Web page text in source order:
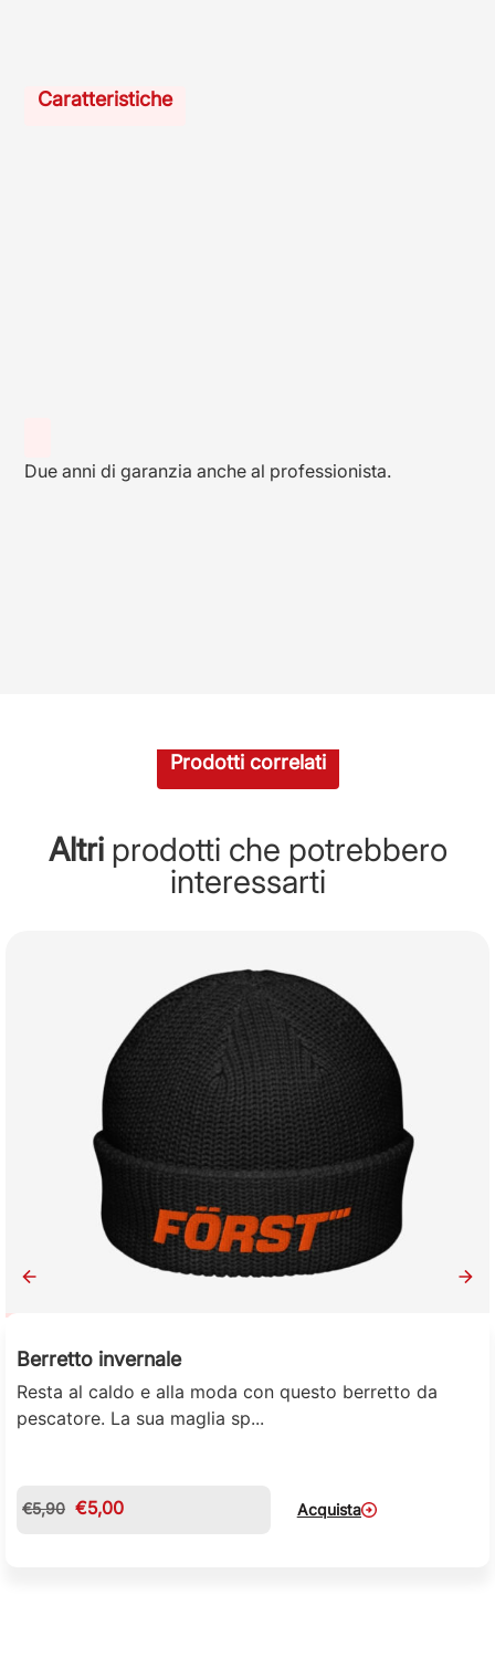
Caratteristiche
Due anni di garanzia anche al professionista.
Prodotti correlati
Altriprodotti che potrebbero
interessarti
Berretto invernale
Resta al caldo e alla moda con questo berretto da
pescatore. La sua maglia sp...
€5,90 €5,00 Acquista